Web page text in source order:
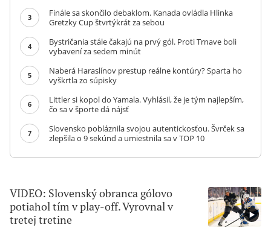
3
Finále sa skončilo debaklom. Kanada ovládla Hlinka
Gretzky Cup štvrtýkrát za sebou
4
Bystričania stále čakajú na prvý gól. Proti Trnave boli
vybavení za sedem minút
5
Naberá Haraslínov prestup reálne kontúry? Sparta ho
vyškrtla zo súpisky
6
Littler si kopol do Yamala. Vyhlásil, že je tým najlepším,
čo sa v športe dá nájsť
7
Slovensko pobláznila svojou autentickosťou. Švrček sa
zlepšila o 9 sekúnd a umiestnila sa v TOP 10
VIDEO: Slovenský obranca gólovo
potiahol tím v play-off. Vyrovnal v
tretej tretine